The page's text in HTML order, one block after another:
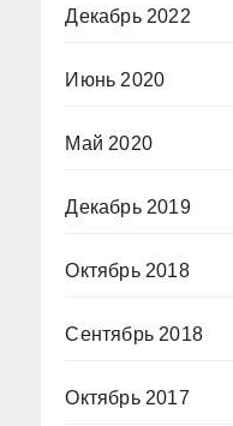
Декабрь 2022
Июнь 2020
Май 2020
Декабрь 2019
Октябрь 2018
Сентябрь 2018
Октябрь 2017